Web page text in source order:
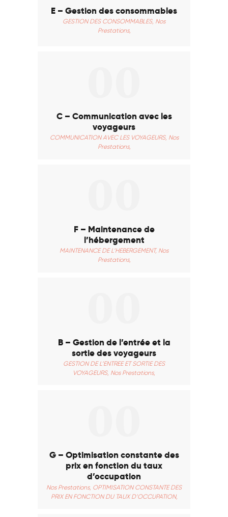
Français
E – Gestion des consommables
GESTION DES CONSOMMABLES, Nos
Prestations,
C – Communication avec les
voyageurs
COMMUNICATION AVEC LES VOYAGEURS, Nos
Prestations,
F – Maintenance de
l’hébergement
MAINTENANCE DE L’HEBERGEMENT, Nos
Prestations,
B – Gestion de l’entrée et la
sortie des voyageurs
GESTION DE L’ENTREE ET SORTIE DES
VOYAGEURS, Nos Prestations,
G – Optimisation constante des
prix en fonction du taux
d’occupation
Nos Prestations, OPTIMISATION CONSTANTE DES
PRIX EN FONCTION DU TAUX D’OCCUPATION,